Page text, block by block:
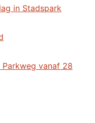
in Stadspark
vanaf 28